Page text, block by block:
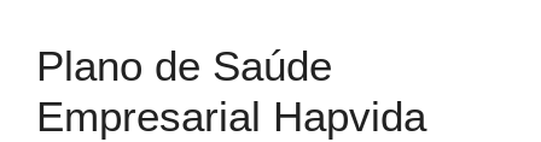
Plano de Saúde
Empresarial Hapvida